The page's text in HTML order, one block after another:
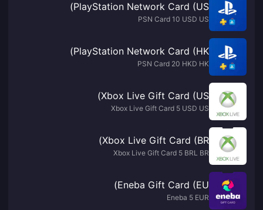
PlayStation Network Card (US)
PSN Card 10 USD US
PlayStation Network Card (HK)
PSN Card 20 HKD HK
Xbox Live Gift Card (US)
Xbox Live Gift Card 5 USD US
Xbox Live Gift Card (BR)
Xbox Live Gift Card 5 BRL BR
Eneba Gift Card (EU)
Eneba 5 EUR